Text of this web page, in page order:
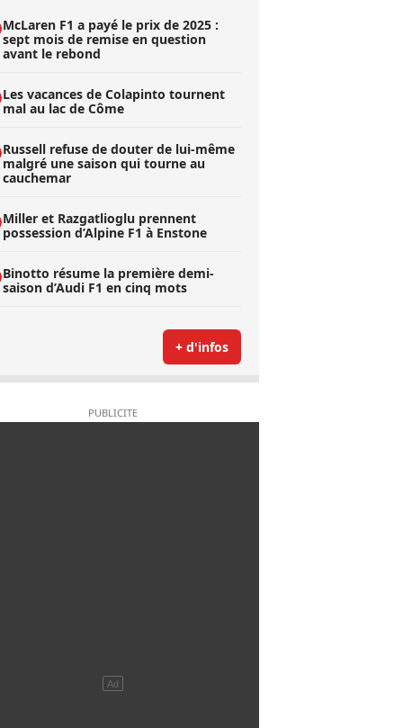
McLaren F1 a payé le prix de 2025 :
sept mois de remise en question
avant le rebond
Les vacances de Colapinto tournent
mal au lac de Côme
Russell refuse de douter de lui-même
malgré une saison qui tourne au
cauchemar
Miller et Razgatlioglu prennent
possession d’Alpine F1 à Enstone
Binotto résume la première demi-
saison d’Audi F1 en cinq mots
+ d'infos